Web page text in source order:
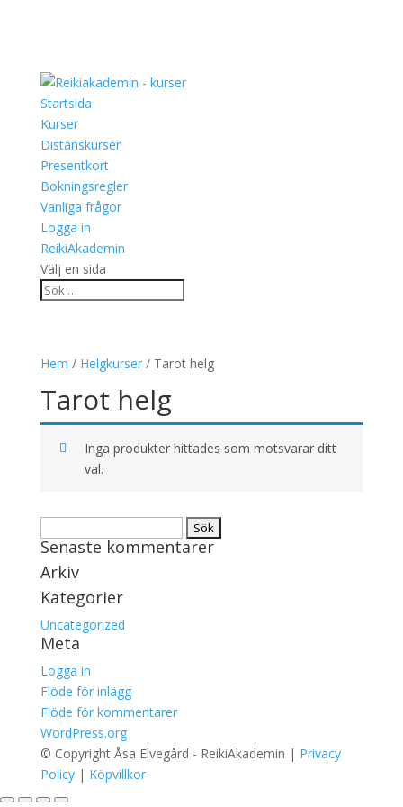
Startsida
Kurser
Distanskurser
Presentkort
Bokningsregler
Vanliga frågor
Logga in
ReikiAkademin
Välj en sida
Hem / Helgkurser/ Tarot helg
Tarot helg
Inga produkter hittades som motsvarar ditt
val.
efter:
Senaste kommentarer
Arkiv
Kategorier
Uncategorized
Meta
Logga in
Flöde för inlägg
Flöde för kommentarer
WordPress.org
© Copyright Åsa Elvegård - ReikiAkademin | Privacy
Policy| Köpvillkor